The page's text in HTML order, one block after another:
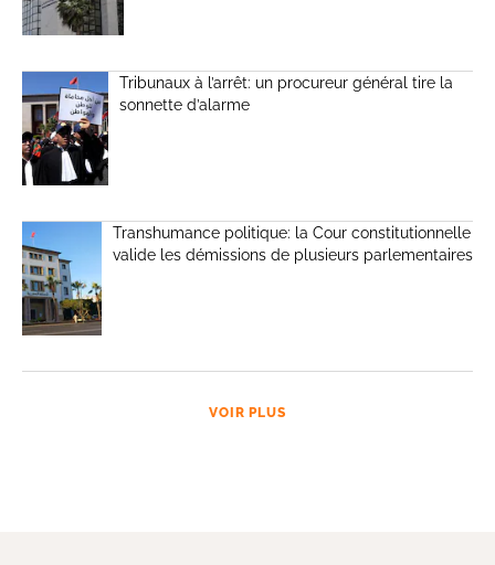
Tribunaux à l’arrêt: un procureur général tire la
sonnette d’alarme
Transhumance politique: la Cour constitutionnelle
valide les démissions de plusieurs parlementaires
VOIR PLUS